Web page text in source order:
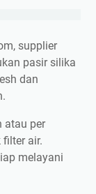
supplier
pasir silika
dan
atau per
air.
melayani